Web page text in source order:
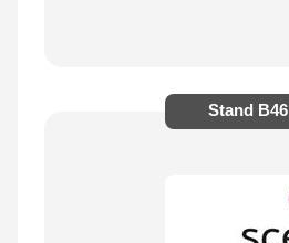
Stand B46